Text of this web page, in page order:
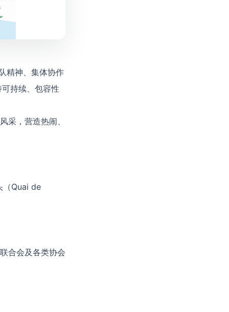
精神、集体协作
持续、包容性
采，营造热闹、
（Quai de
合会及各类协会